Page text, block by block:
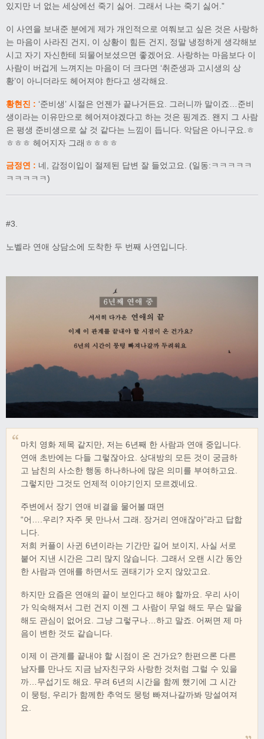
있지만 너 없는 세상에선 죽기 싫어. 그래서 나는 죽기 싫어.”
이 사연을 보내준 분에게 제가 개인적으로 여쭤보고 싶은 것은 사랑하
는 마음이 사라진 건지, 이 상황이 힘든 건지, 정말 냉정하게 생각해보
시고 자기 자신한테 되물어보셨으면 좋겠어요. 사랑하는 마음보다 이
사람이 버겁게 느껴지는 마음이 더 크다면 ‘취준생과 고시생의 상
황’이 아니더라도 헤어져야 한다고 생각해요.
황현진 : ‘준비생’ 시절은 언젠가 끝나거든요. 그러니까 말이죠…준비
생이라는 이유만으로 헤어져야겠다고 하는 것은 핑계죠. 왠지 그 사람
은 평생 준비생으로 살 것 같다는 느낌이 듭니다. 악담은 아니구요.ㅎ
ㅎㅎㅎ 헤어지자 그래ㅎㅎㅎㅎ
금정연 : 네, 감정이입이 절제된 답변 잘 들었고요. (일동:ㅋㅋㅋㅋㅋ
ㅋㅋㅋㅋㅋ)
#3.
노벨라 연애 상담소에 도착한 두 번째 사연입니다.
마치 영화 제목 같지만, 저는 6년째 한 사람과 연애 중입니다.
연애 초반에는 다들 그렇잖아요. 상대방의 모든 것이 궁금하
고 남친의 사소한 행동 하나하나에 많은 의미를 부여하고요.
그렇지만 그것도 언제적 이야기인지 모르겠네요.
주변에서 장기 연애 비결을 물어볼 때면
“어….우리? 자주 못 만나서 그래. 장거리 연애잖아”라고 답합
니다.
저희 커플이 사귄 6년이라는 기간만 길어 보이지, 사실 서로
붙어 지낸 시간은 그리 많지 않습니다. 그래서 오랜 시간 동안
한 사람과 연애를 하면서도 권태기가 오지 않았고요.
하지만 요즘은 연애의 끝이 보인다고 해야 할까요. 우리 사이
가 익숙해져서 그런 건지 이젠 그 사람이 무얼 해도 무슨 말을
해도 관심이 없어요. 그냥 그렇구나…하고 말죠. 어쩌면 제 마
음이 변한 것도 같습니다.
이제 이 관계를 끝내야 할 시점이 온 건가요? 한편으론 다른
남자를 만나도 지금 남자친구와 사랑한 것처럼 그럴 수 있을
까…무섭기도 해요. 무려 6년의 시간을 함께 했기에 그 시간
이 뭉텅, 우리가 함께한 추억도 뭉텅 빠져나갈까봐 망설여져
요.